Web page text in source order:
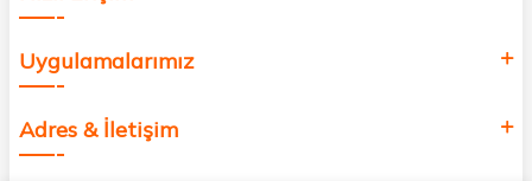
Uygulamalarımız
Adres & İletişim